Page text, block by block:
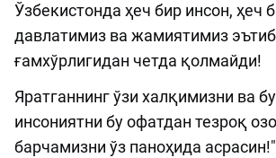
Ўзбекистонда ҳеч бир инсон, ҳеч
давлатимиз ва жамиятимиз
ғамхўрлигидан четда қолмайди!
Яратганнинг ўзи халқимизни ва
инсониятни бу офатдан тезроқ
барчамизни ўз паноҳида асрасин!"